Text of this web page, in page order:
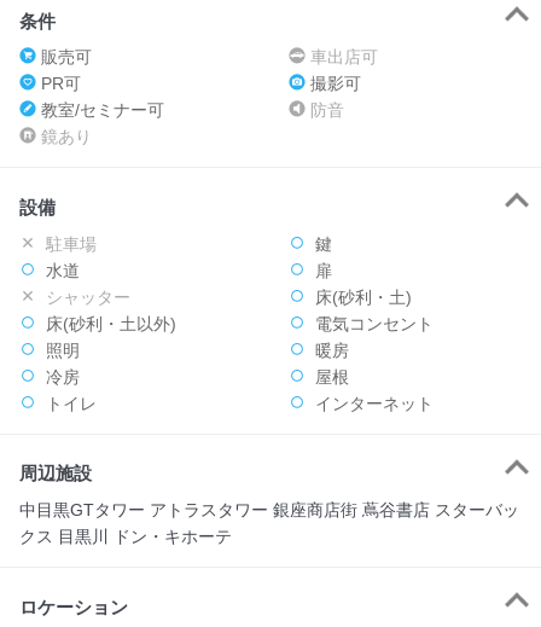
条件
販売可
車出店可
PR可
撮影可
教室/セミナー可
防音
鏡あり
設備
駐車場
鍵
水道
扉
シャッター
床(砂利・土)
床(砂利・土以外)
電気コンセント
照明
暖房
冷房
屋根
トイレ
インターネット
周辺施設
中目黒GTタワー アトラスタワー 銀座商店街 蔦谷書店 スターバッ
クス 目黒川 ドン・キホーテ
ロケーション